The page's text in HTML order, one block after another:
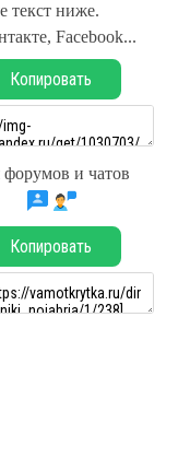
текст ниже.
Facebook...
Копировать
форумов и чатов
Копировать